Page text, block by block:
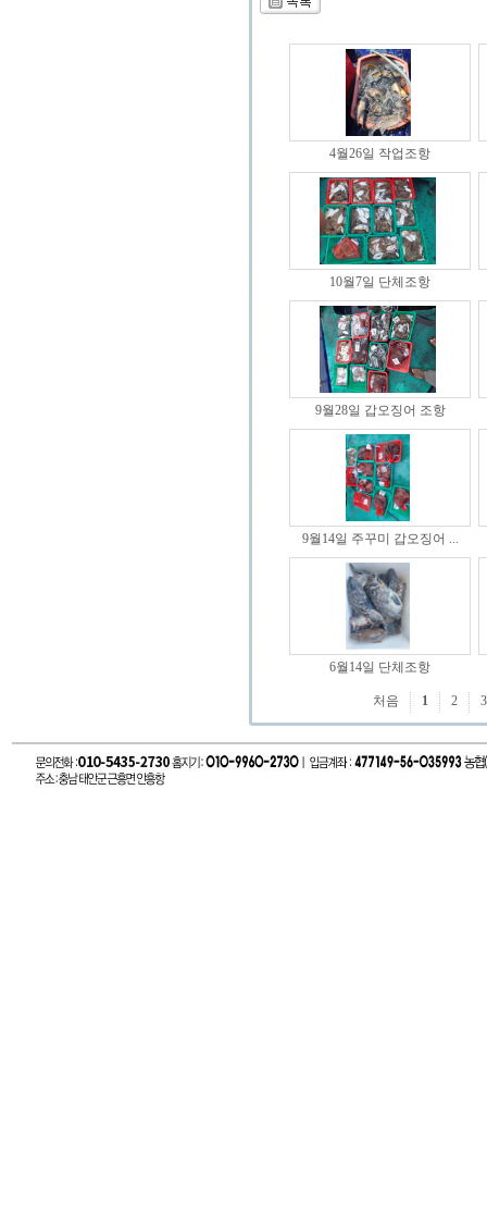
4월26일 작업조항
10월7일 단체조항
9월28일 갑오징어 조항
9월14일 주꾸미 갑오징어 ...
6월14일 단체조항
처음 1 2 3